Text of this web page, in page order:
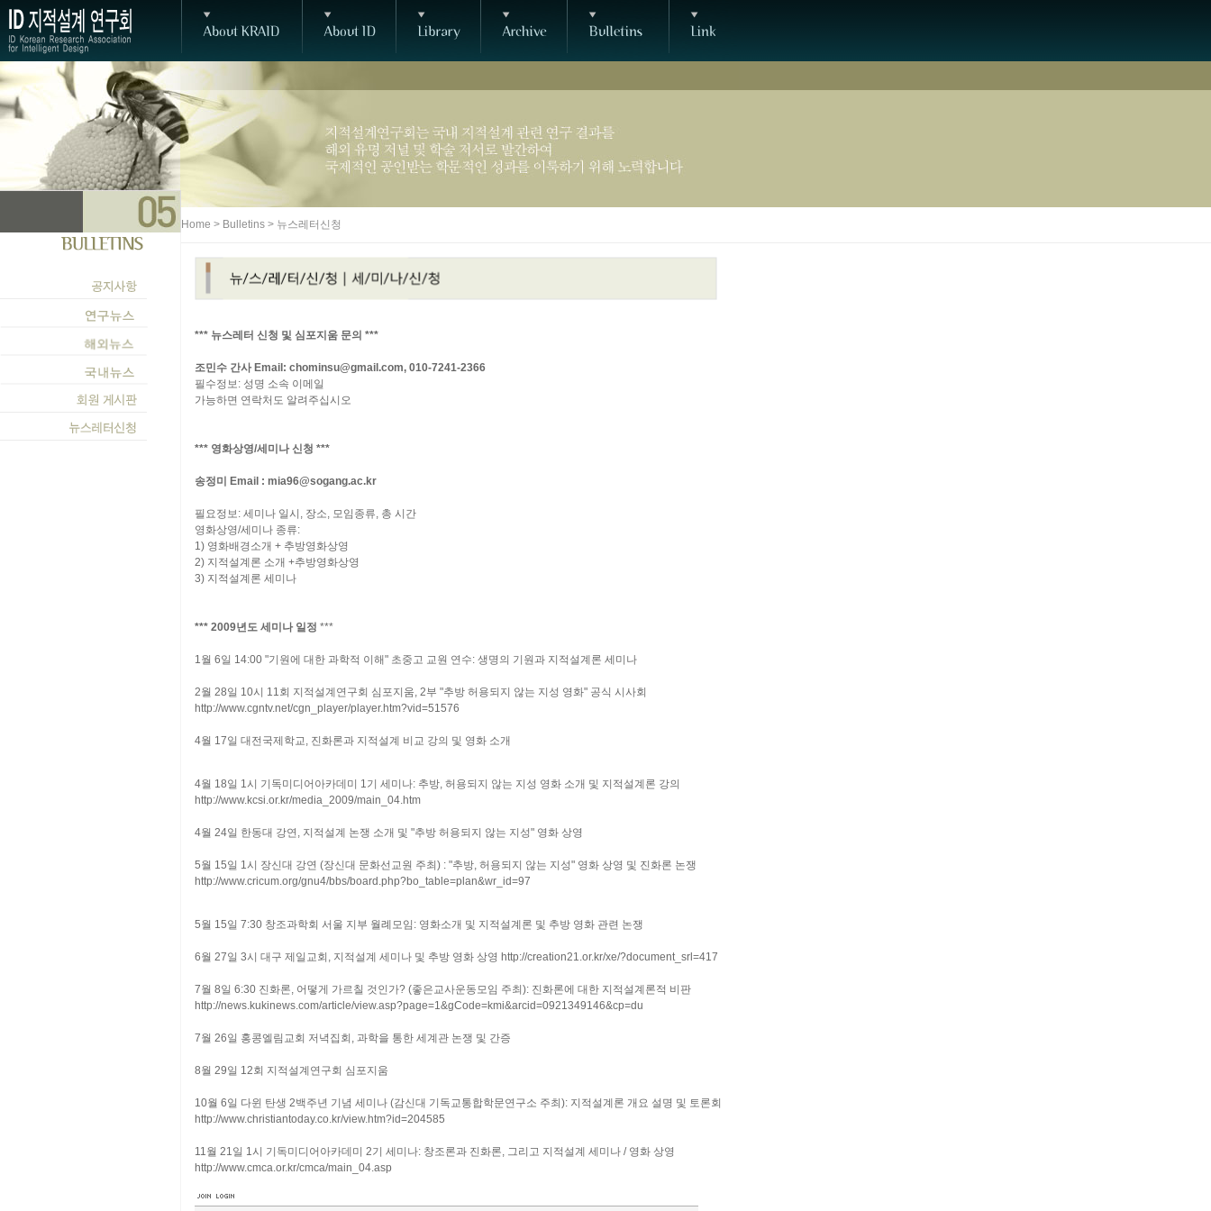
Home > Bulletins > 뉴스레터신청
*** 뉴스레터 신청 및 심포지움 문의 ***
조민수 간사 Email: chominsu@gmail.com, 010-7241-2366
필수정보: 성명 소속 이메일
가능하면 연락처도 알려주십시오
*** 영화상영/세미나 신청 ***
송정미 Email : mia96@sogang.ac.kr
필요정보: 세미나 일시, 장소, 모임종류, 총 시간
영화상영/세미나 종류:
1) 영화배경소개 + 추방영화상영
2) 지적설계론 소개 +추방영화상영
3) 지적설계론 세미나
*** 2009년도 세미나 일정 ***
1월 6일 14:00 "기원에 대한 과학적 이해" 초중고 교원 연수: 생명의 기원과 지적설계론 세미나
2월 28일 10시 11회 지적설계연구회 심포지움, 2부 "추방 허용되지 않는 지성 영화" 공식 시사회
http://www.cgntv.net/cgn_player/player.htm?vid=51576
4월 17일 대전국제학교, 진화론과 지적설계 비교 강의 및 영화 소개
4월 18일 1시 기독미디어아카데미 1기 세미나: 추방, 허용되지 않는 지성 영화 소개 및 지적설계론 강의
http://www.kcsi.or.kr/media_2009/main_04.htm
4월 24일 한동대 강연, 지적설계 논쟁 소개 및 "추방 허용되지 않는 지성" 영화 상영
5월 15일 1시 장신대 강연 (장신대 문화선교원 주최) : "추방, 허용되지 않는 지성" 영화 상영 및 진화론 논쟁
http://www.cricum.org/gnu4/bbs/board.php?bo_table=plan&wr_id=97
5월 15일 7:30 창조과학회 서울 지부 월례모임 : 영화소개 및 지적설계론 및 추방 영화 관련 논쟁
6월 27일 3시 대구 제일교회, 지적설계 세미나 및 추방 영화 상영 http://creation21.or.kr/xe/?document_srl=417
7월 8일 6:30 진화론, 어떻게 가르칠 것인가? (좋은교사운동모임 주최): 진화론에 대한 지적설계론적 비판
http://news.kukinews.com/article/view.asp?page=1&gCode=kmi&arcid=0921349146&cp=du
7월 26일 홍콩엘림교회 저녁집회, 과학을 통한 세계관 논쟁 및 간증
8월 29일 12회 지적설계연구회 심포지움
10월 6일 다윈 탄생 2백주년 기념 세미나 (감신대 기독교통합학문연구소 주최): 지적설계론 개요 설명 및 토론회
http://www.christiantoday.co.kr/view.htm?id=204585
11월 21일 1시 기독미디어아카데미 2기 세미나: 창조론과 진화론, 그리고 지적설계 세미나 / 영화 상영
http://www.cmca.or.kr/cmca/main_04.asp